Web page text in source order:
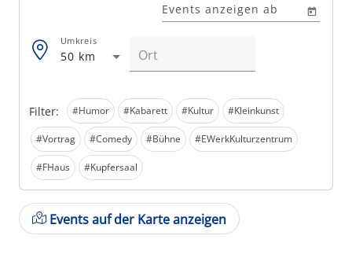
Filter: #Humor #Kabarett #Kultur #Kleinkunst
#Vortrag #Comedy #Bühne #EWerkKulturzentrum
#FHaus #Kupfersaal
Events anzeigen ab
50 km
Umkreis
Events auf der Karte anzeigen